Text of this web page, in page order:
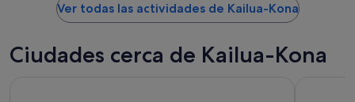
Ver todas las actividades de Kailua-Kona
Ciudades cerca de Kailua-Kona